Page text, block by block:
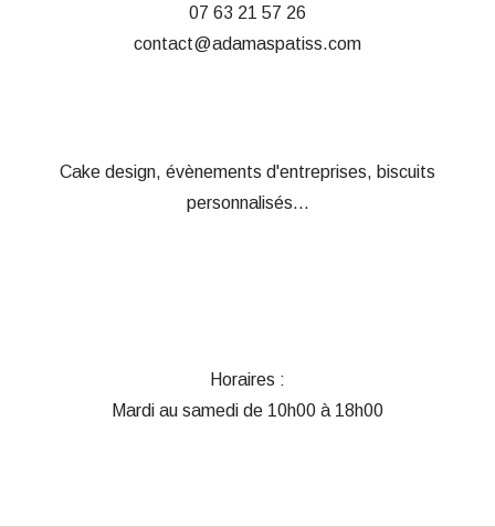
07 63 21 57 26
contact@adamaspatiss.com
Cake design, évènements d'entreprises, biscuits
personnalisés...
Horaires :
Mardi au samedi de 10h00 à 18h00